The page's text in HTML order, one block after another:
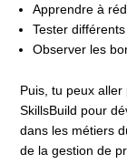
Apprendre à
Tester différents
Observer les
Puis, tu peux
SkillsBuild pour
dans les métiers
de la gestion de